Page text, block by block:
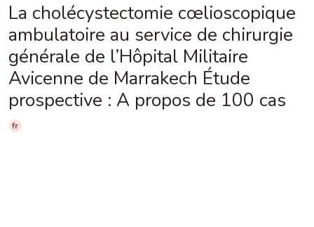
La cholécystectomie cœlioscopique
ambulatoire au service de chirurgie
générale de l’Hôpital Militaire
Avicenne de Marrakech Étude
prospective : A propos de 100 cas
fr